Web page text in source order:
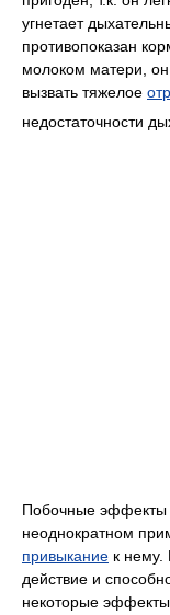
угнетает
противопоказан
молоком матери,
вызвать тяжелое
недостаточности
Побочные
неоднократном
привыкание к нему.
действие и
некоторые